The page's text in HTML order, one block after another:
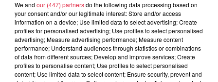
Organisateur
https://www.facebook.com/
locale=fr_FR
Tarif Gratuit
We and our (447) partnersdo the following data processing based on
your consent and/or our legitimate interest: Store and/or access
information on a device; Use limited data to select advertising; Create
profiles for personalised advertising; Use profiles to select personalised
advertising; Measure advertising performance; Measure content
performance; Understand audiences through statistics or combinations
of data from different sources; Develop and improve services; Create
profiles to personalise content; Use profiles to select personalised
content; Use limited data to select content; Ensure security, prevent and